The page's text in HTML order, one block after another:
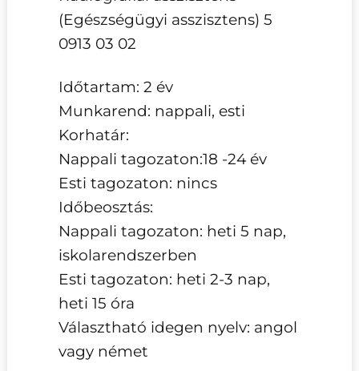
(Egészségügyi asszisztens) 5
0913 03 02
Időtartam: 2 év
Munkarend: nappali, esti
Korhatár:
Nappali tagozaton:18 -24 év
Esti tagozaton: nincs
Időbeosztás:
Nappali tagozaton: heti 5 nap,
iskolarendszerben
Esti tagozaton: heti 2-3 nap,
heti 15 óra
Választható idegen nyelv: angol
vagy német